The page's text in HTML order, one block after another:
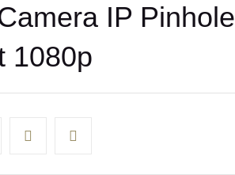
IP Pinhole
1080p